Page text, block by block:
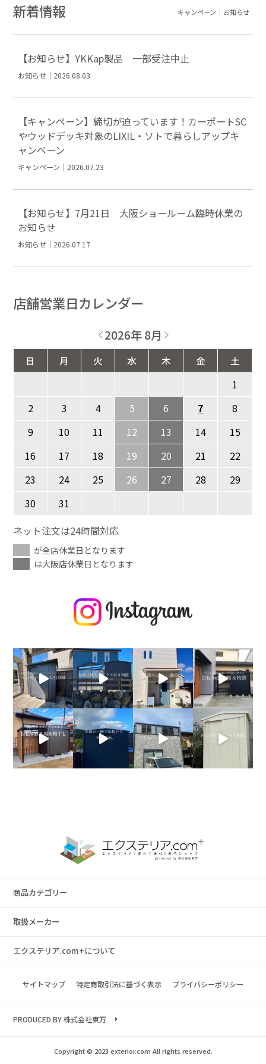
新着情報 キャンペーン お知らせ
【お知らせ】YKKap製品 一部受注中止
お知らせ｜2026.08.03
【キャンペーン】締切が迫っています！カーポートSC
やウッドデッキ対象のLIXIL・ソトで暮らしアップキ
ャンペーン
キャンペーン｜2026.07.23
【お知らせ】7月21日 大阪ショールーム臨時休業の
お知らせ
お知らせ｜2026.07.17
店舗営業日カレンダー
2026年 8月
日 月 火 水 木 金
土
1
2
3 4 5 6 7
8
9
10 11 12 13 14
15
16
17 18 19 20 21
22
23
24 25 26 27 28
29
30
31
ネット注文は24時間対応
が全店休業日となります
は大阪店休業日となります
商品カテゴリー
取扱メーカー
エクステリア.com+について
サイトマップ 特定商取引法に基づく表示 プライバシーポリシー
PRODUCED BY 株式会社東万
Copyright © 2023 exterior.com All rights reserved.